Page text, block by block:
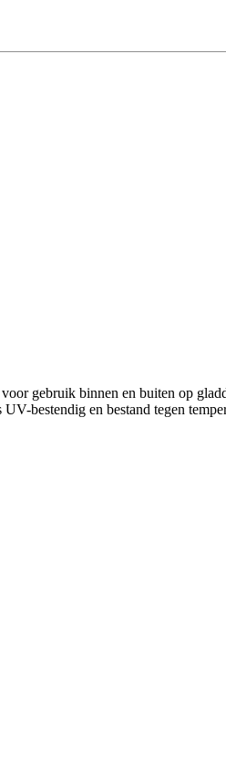
gebruik binnen en buiten op
bestendig en bestand tegen